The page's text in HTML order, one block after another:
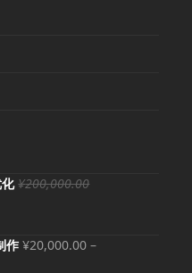
¥200,000.00
作 ¥20,000.00 –